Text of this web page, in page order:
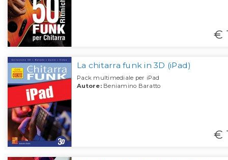
€
La chitarra funk in 3D (iPad)
Pack multimediale per iPad
Autore:Beniamino Baratto
€